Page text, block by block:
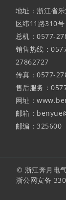
地址：浙江省
区纬11路310号
总机：0577-
销售热线：
27862727
传真：0577-
售后服务：
网址：
邮箱：
邮编：325600
© 浙江奔月电
浙公网安备